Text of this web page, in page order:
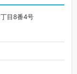
目8番4号